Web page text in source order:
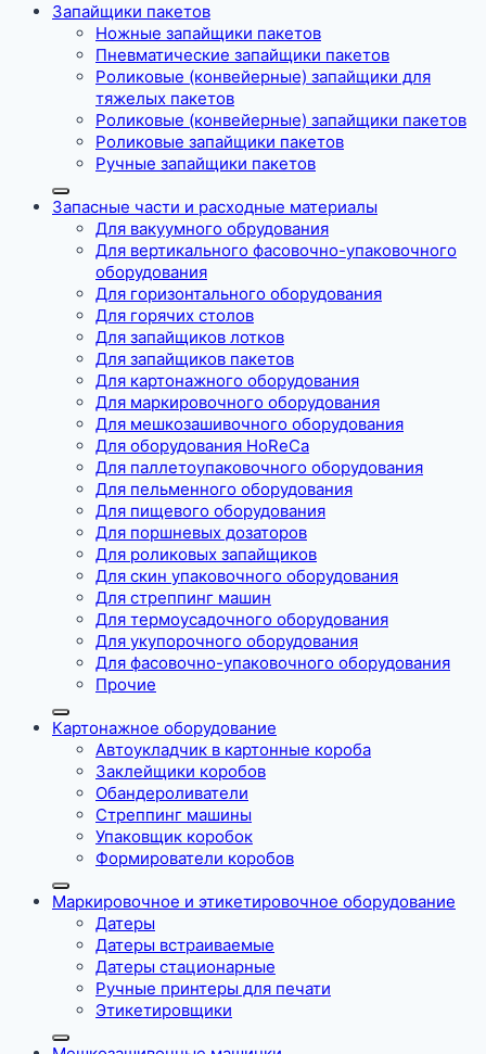
Запайщики пакетов
Ножные запайщики пакетов
Пневматические запайщики пакетов
Роликовые (конвейерные) запайщики для
тяжелых пакетов
Роликовые (конвейерные) запайщики пакетов
Роликовые запайщики пакетов
Ручные запайщики пакетов
Запасные части и расходные материалы
Для вакуумного обрудования
Для вертикального фасовочно-упаковочного
оборудования
Для горизонтального оборудования
Для горячих столов
Для запайщиков лотков
Для запайщиков пакетов
Для картонажного оборудования
Для маркировочного оборудования
Для мешкозашивочного оборудования
Для оборудования HoReCa
Для паллетоупаковочного оборудования
Для пельменного оборудования
Для пищевого оборудования
Для поршневых дозаторов
Для роликовых запайщиков
Для скин упаковочного оборудования
Для стреппинг машин
Для термоусадочного оборудования
Для укупорочного оборудования
Для фасовочно-упаковочного оборудования
Прочие
Картонажное оборудование
Автоукладчик в картонные короба
Заклейщики коробов
Обандероливатели
Стреппинг машины
Упаковщик коробок
Формирователи коробов
Маркировочное и этикетировочное оборудование
Датеры
Датеры встраиваемые
Датеры стационарные
Ручные принтеры для печати
Этикетировщики